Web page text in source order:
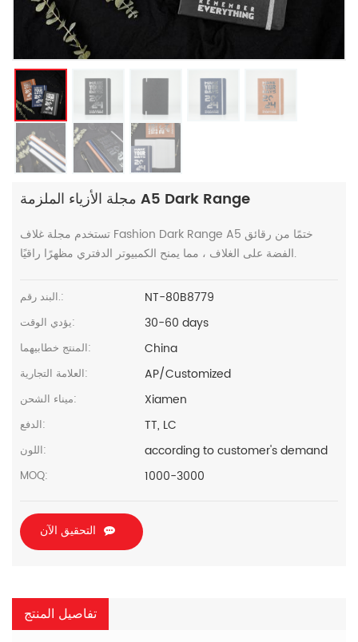
مجلة الأزياء الملزمة A5 Dark Range
تستخدم مجلة غلاف Fashion Dark Range A5 ختمًا من رقائق
الفضة على الغلاف ، مما يمنح الكمبيوتر الدفتري مظهرًا راقيًا.
البند رقم.: NT-80B8779
يؤدي الوقت: 30-60 days
المنتج خطابيهما: China
العلامة التجارية: AP/Customized
ميناء الشحن: Xiamen
الدفع: TT, LC
اللون: according to customer's demand
MOQ: 1000-3000
التحقيق الآن
تفاصيل المنتج